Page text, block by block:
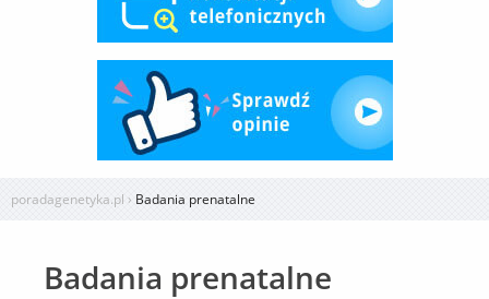
poradagenetyka.pl › Badania prenatalne
Badania prenatalne